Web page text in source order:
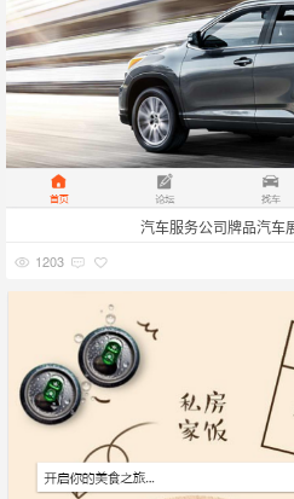
汽车服务公司牌品汽车
1203